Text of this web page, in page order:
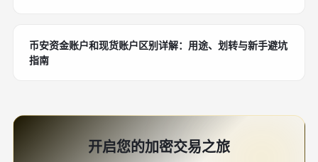
币安资金账户和现货账户区别详解：用途、划转与新手避坑
指南
开启您的加密交易之旅